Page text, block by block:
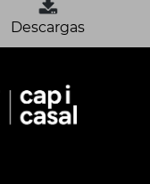
Descargas